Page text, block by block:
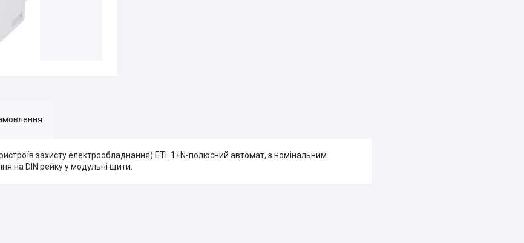
захисту електрообладнання) ETI. 1+N-полюсний автомат, з номінальним
на DIN рейку у модульні щити.